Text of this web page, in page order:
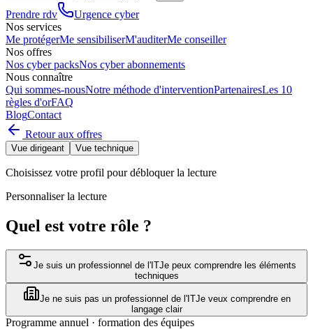
Prendre rdv
Urgence cyber
Nos services
Me protégerMe sensibiliserM'auditerMe conseiller
Nos offres
Nos cyber packsNos cyber abonnements
Nous connaître
Qui sommes-nousNotre méthode d'interventionPartenairesLes 10
règles d'orFAQ
BlogContact
Retour aux offres
Vue dirigeant Vue technique
Choisissez votre profil pour débloquer la lecture
Personnaliser la lecture
Quel est votre rôle ?
Je suis un professionnel de l'ITJe peux comprendre les éléments
techniques
Je ne suis pas un professionnel de l'ITJe veux comprendre en
langage clair
Programme annuel · formation des équipes